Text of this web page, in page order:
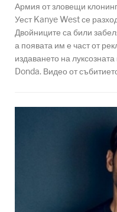
Армия от зловещи
Уест Kanye West се
Двойниците са били
а появата им е част от
издаването на
Donda. Видео от